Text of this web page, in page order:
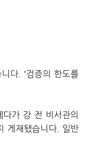
다. '검증의 한도를
가 강 전 비서관의
게재됐습니다. 일반